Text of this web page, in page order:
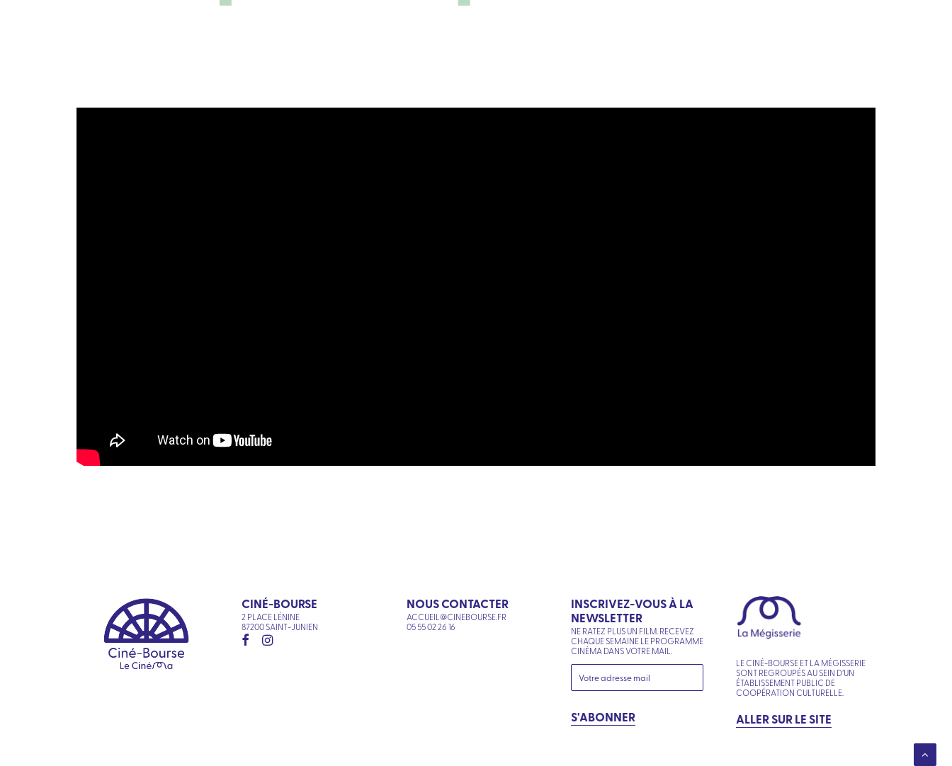
CINÉ-BOURSE
2 PLACE LÉNINE
87200 SAINT-JUNIEN
NOUS CONTACTER
ACCUEIL@CINEBOURSE.FR
05 55 02 26 16
INSCRIVEZ-VOUS À LA
NEWSLETTER
NE RATEZ PLUS UN FILM. RECEVEZ
CHAQUE SEMAINE LE PROGRAMME
CINÉMA DANS VOTRE MAIL.
S'ABONNER
LE CINÉ-BOURSE ET LA MÉGISSERIE
SONT REGROUPÉS AU SEIN D’UN
ÉTABLISSEMENT PUBLIC DE
COOPÉRATION CULTURELLE.
ALLER SUR LE SITE